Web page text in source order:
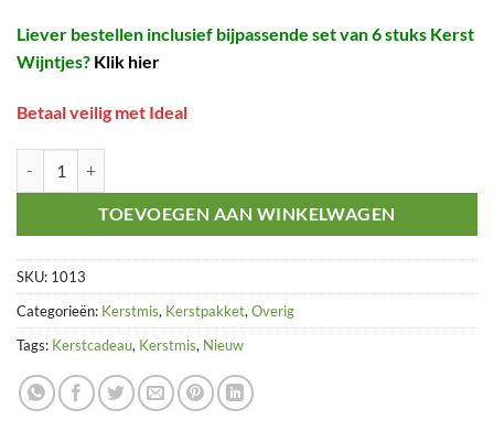
Liever bestellen inclusief bijpassende set van 6 stuks Kerst
Wijntjes? Klik hier
Betaal veilig met Ideal
TOEVOEGEN AAN WINKELWAGEN
SKU: 1013
Categorieën: Kerstmis, Kerstpakket, Overig
Tags: Kerstcadeau, Kerstmis, Nieuw